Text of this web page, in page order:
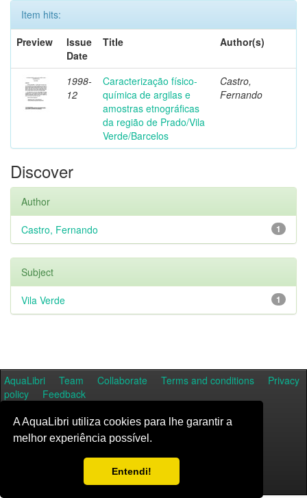
A AquaLibri utiliza cookies para lhe garantir a
melhor experiência possível.
Entendi!
Item hits:
Preview
Issue
Date
Title Author(s)
1998-
12
Caracterização físico-
química de argilas e
amostras etnográficas
da região de Prado/Vila
Verde/Barcelos
Castro,
Fernando
Discover
Author
1
Castro, Fernando
Subject
1
Vila Verde
AquaLibri Team Collaborate Terms and conditions
Privacy
policy
Feedback